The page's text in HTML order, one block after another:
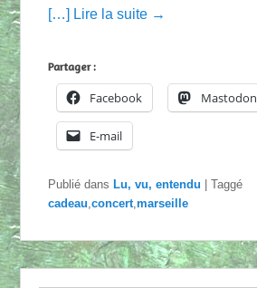
[…] Lire la suite →
Partager :
Facebook Mastodon
E-mail
Publié dans Lu, vu, entendu |Taggé
cadeau ,concert ,marseille